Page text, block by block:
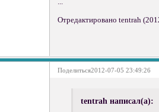
Отредактировано tentrah
Поделиться2012-07-05 23:49:26
tentrah написал(а):